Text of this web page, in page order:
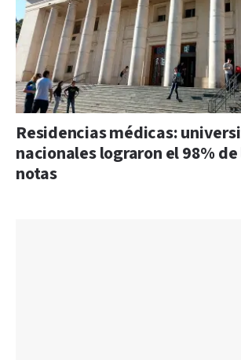
Residencias médicas:
nacionales lograron el 98%
notas